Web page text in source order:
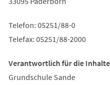
Telefon: 05251/88-0
Telefax: 05251/88-2000
Verantwortlich für die
Grundschule Sande